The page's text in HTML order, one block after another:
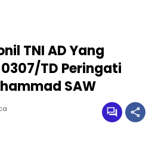
TNI AD Yang
TD Peringati
SAW